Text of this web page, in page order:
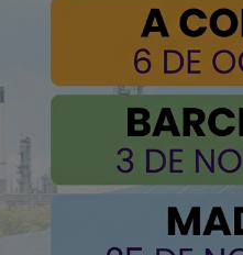
de Sólidos´ en Tarragona